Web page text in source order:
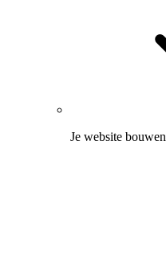
Je website bouwen